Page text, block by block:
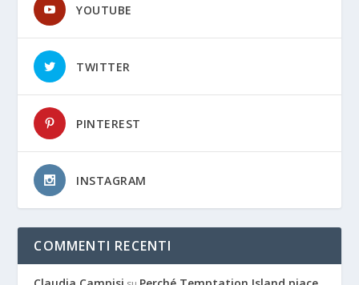
YOUTUBE
TWITTER
PINTEREST
INSTAGRAM
COMMENTI RECENTI